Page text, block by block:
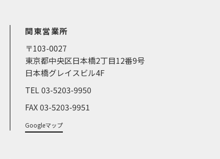
関東営業所
〒103-0027
東京都中央区日本橋2丁目12番9号
日本橋グレイスビル4F
TEL 03-5203-9950
FAX 03-5203-9951
Googleマップ